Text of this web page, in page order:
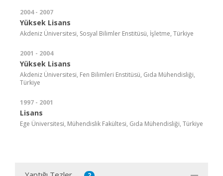
2004 - 2007
Yüksek Lisans
Akdeniz Üniversitesi, Sosyal Bilimler Enstitüsü, İşletme, Türkiye
2001 - 2004
Yüksek Lisans
Akdeniz Üniversitesi, Fen Bilimleri Enstitüsü, Gıda Mühendisliği,
Türkiye
1997 - 2001
Lisans
Ege Üniversitesi, Mühendislik Fakültesi, Gıda Mühendisliği, Türkiye